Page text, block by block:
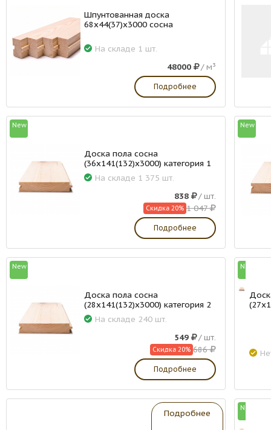
Шпунтованная доска
68х44(37)х3000 сосна
На складе 1 шт.
48000
/ м³
Подробнее
New
Доска пола сосна
(36х141(132)х3000) категория 1
На складе 1 375 шт.
838
/ шт.
1 047
Скидка 20%
Подробнее
New
New
Доска пола сосна
(28х141(132)х3000) категория 2
На складе 240 шт.
549
/ шт.
686
Скидка 20%
Подробнее
New
Подробнее New